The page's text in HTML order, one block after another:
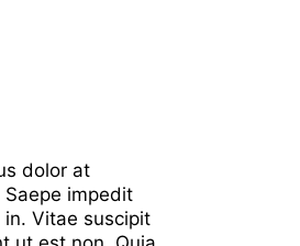
dolor at
impedit
Vitae suscipit